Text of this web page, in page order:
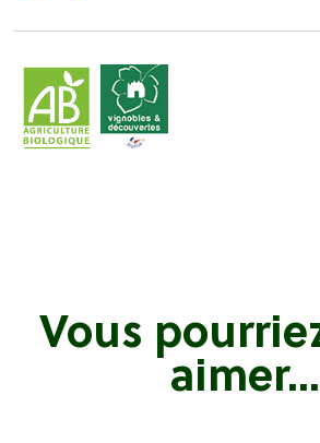
Vous
aimer...